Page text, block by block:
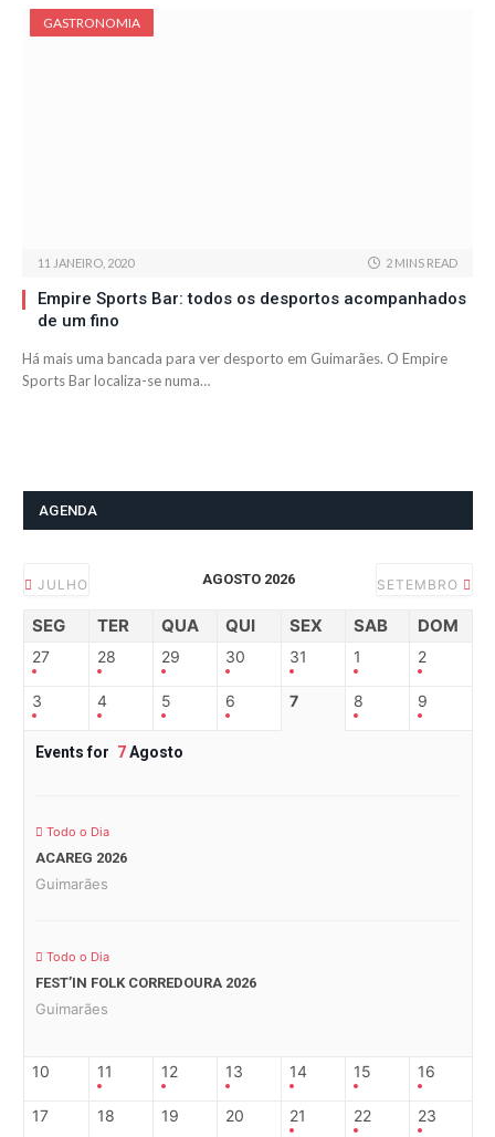
GASTRONOMIA
11 JANEIRO, 2020 2 MINS READ
Empire Sports Bar: todos os desportos acompanhados
de um fino
Há mais uma bancada para ver desporto em Guimarães. O Empire
Sports Bar localiza-se numa…
AGENDA
JULHO AGOSTO 2026 SETEMBRO
SEG TER QUA QUI SEX SAB DOM
27 28 29 30 31 1 2
3 4 5 6 7 8 9
Events for 7Agosto
Todo o Dia
ACAREG 2026
Guimarães
Todo o Dia
FEST’IN FOLK CORREDOURA 2026
Guimarães
10 11 12 13 14 15 16
17 18 19 20 21 22 23